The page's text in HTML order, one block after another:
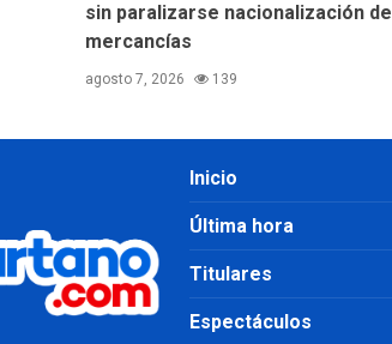
sin paralizarse nacionalización de
mercancías
agosto 7, 2026 139
Inicio
Última hora
Titulares
Espectáculos